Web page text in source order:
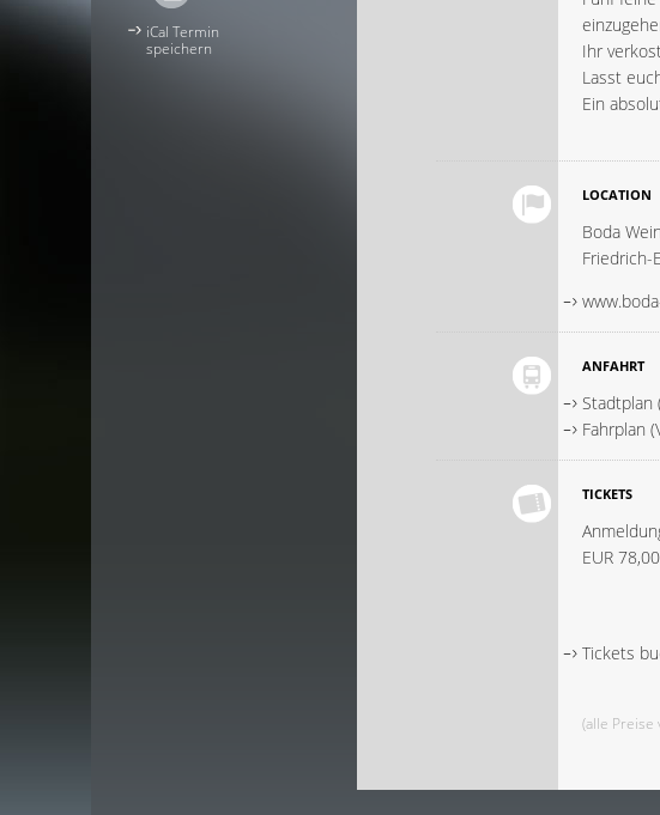
iCal Termin
speichern
Ihr
Lasst
Ein
LOCATION
Boda
Friedrich-
ANFAHRT
Stadtplan
Fahrplan
TICKETS
EUR 78,00
Tickets
(alle Preise